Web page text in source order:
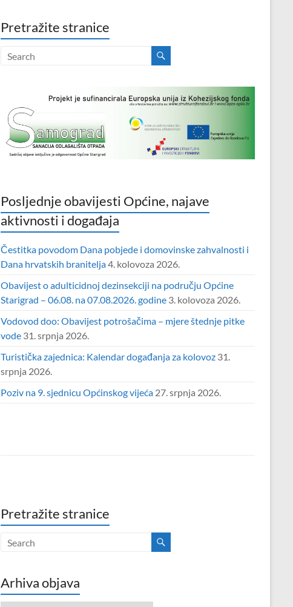
Pretražite stranice
Posljednje obavijesti Općine, najave
aktivnosti i događaja
Čestitka povodom Dana pobjede i domovinske zahvalnosti i
Dana hrvatskih branitelja4. kolovoza 2026.
Obavijest o adulticidnoj dezinsekciji na području Općine
Starigrad – 06.08. na 07.08.2026. godine 3. kolovoza 2026.
Vodovod doo: Obavijest potrošačima – mjere štednje pitke
vode 31. srpnja 2026.
Turistička zajednica: Kalendar događanja za kolovoz 31.
srpnja 2026.
Poziv na 9. sjednicu Općinskog vijeća 27. srpnja 2026.
Pretražite stranice
Arhiva objava